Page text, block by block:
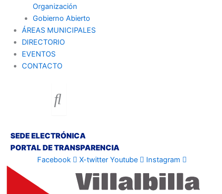
Organización
Gobierno Abierto
ÁREAS MUNICIPALES
DIRECTORIO
EVENTOS
CONTACTO
SEDE ELECTRÓNICA
PORTAL DE TRANSPARENCIA
Facebook X-twitter Youtube Instagram